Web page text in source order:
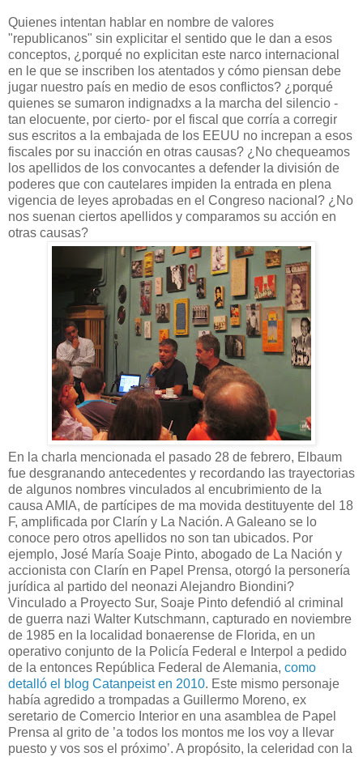
Quienes intentan hablar en nombre de valores
"republicanos" sin explicitar el sentido que le dan a esos
conceptos, ¿porqué no explicitan este narco internacional
en le que se inscriben los atentados y cómo piensan debe
jugar nuestro país en medio de esos conflictos? ¿porqué
quienes se sumaron indignadxs a la marcha del silencio -
tan elocuente, por cierto- por el fiscal que corría a corregir
sus escritos a la embajada de los EEUU no increpan a esos
fiscales por su inacción en otras causas? ¿No chequeamos
los apellidos de los convocantes a defender la división de
poderes que con cautelares impiden la entrada en plena
vigencia de leyes aprobadas en el Congreso nacional? ¿No
nos suenan ciertos apellidos y comparamos su acción en
otras causas?
En la charla mencionada el pasado 28 de febrero, Elbaum
fue desgranando antecedentes y recordando las trayectorias
de algunos nombres vinculados al encubrimiento de la
causa AMIA, de partícipes de ma movida destituyente del 18
F, amplificada por Clarín y La Nación. A Galeano se lo
conoce pero otros apellidos no son tan ubicados. Por
ejemplo, José María Soaje Pinto, abogado de La Nación y
accionista con Clarín en Papel Prensa, otorgó la personería
jurídica al partido del neonazi Alejandro Biondini?
Vinculado a Proyecto Sur, Soaje Pinto defendió al criminal
de guerra nazi Walter Kutschmann, capturado en noviembre
de 1985 en la localidad bonaerense de Florida, en un
operativo conjunto de la Policía Federal e Interpol a pedido
de la entonces República Federal de Alemania, como
detalló el blog Catanpeist en 2010. Este mismo personaje
había agredido a trompadas a Guillermo Moreno, ex
seretario de Comercio Interior en una asamblea de Papel
Prensa al grito de ’a todos los montos me los voy a llevar
puesto y vos sos el próximo’. A propósito, la celeridad con la